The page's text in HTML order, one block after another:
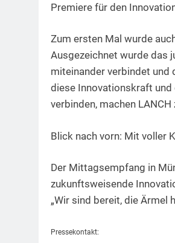
Premiere für den
Zum ersten Mal wurde
Ausgezeichnet wurde das
miteinander verbindet und
diese Innovationskraft und
verbinden, machen
Blick nach vorn: Mit voller
Der Mittagsempfang in
zukunftsweisende
„Wir sind bereit, die Ärmel
Pressekontakt: